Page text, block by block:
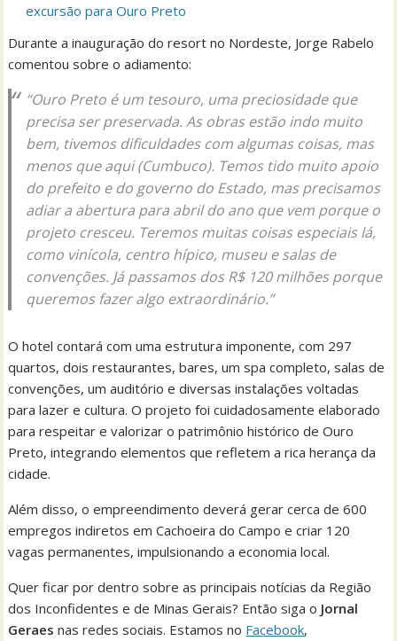
excursão para Ouro Preto
Durante a inauguração do resort no Nordeste, Jorge Rabelo
comentou sobre o adiamento:
“Ouro Preto é um tesouro, uma preciosidade que
precisa ser preservada. As obras estão indo muito
bem, tivemos dificuldades com algumas coisas, mas
menos que aqui (Cumbuco). Temos tido muito apoio
do prefeito e do governo do Estado, mas precisamos
adiar a abertura para abril do ano que vem porque o
projeto cresceu. Teremos muitas coisas especiais lá,
como vinícola, centro hípico, museu e salas de
convenções. Já passamos dos R$ 120 milhões porque
queremos fazer algo extraordinário.”
O hotel contará com uma estrutura imponente, com 297
quartos, dois restaurantes, bares, um spa completo, salas de
convenções, um auditório e diversas instalações voltadas
para lazer e cultura. O projeto foi cuidadosamente elaborado
para respeitar e valorizar o patrimônio histórico de Ouro
Preto, integrando elementos que refletem a rica herança da
cidade.
Além disso, o empreendimento deverá gerar cerca de 600
empregos indiretos em Cachoeira do Campo e criar 120
vagas permanentes, impulsionando a economia local.
Quer ficar por dentro sobre as principais notícias da Região
dos Inconfidentes e de Minas Gerais? Então siga o Jornal
Geraesnas redes sociais. Estamos no Facebook,